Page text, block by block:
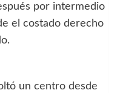
por intermedio
el costado derecho
un centro desde